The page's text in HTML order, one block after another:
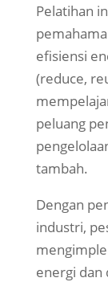
Pelatihan
efisiensi
(reduce,
peluang
tambah.
Dengan
industri,
energi dan